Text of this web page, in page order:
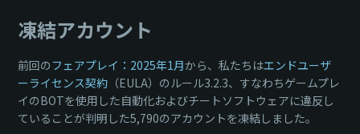
凍結アカウント
前回の フェアプレイ：2025年1月から、私たちはエンドユーザ
ーライセンス契約 （EULA）のルール3.2.3、すなわちゲームプレ
イのBOTを使用した自動化およびチートソフトウェアに違反し
ていることが判明した5,790のアカウントを凍結しました。